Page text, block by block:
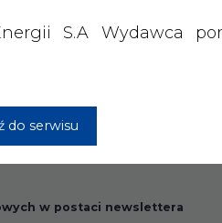
w postaci newslettera